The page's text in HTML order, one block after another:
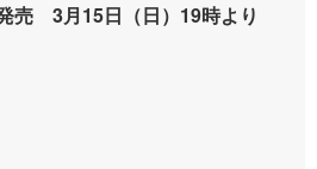
売 3月15日（日）19時より